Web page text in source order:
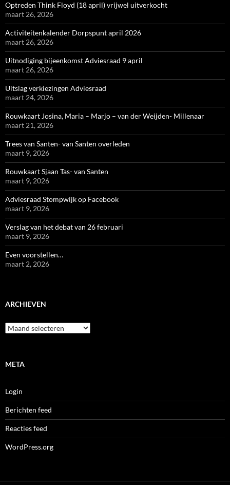
Optreden Think Floyd (18 april) vrijwel uitverkocht
maart 26, 2026
Activiteitenkalender Dorpspunt april 2026
maart 26, 2026
Uitnodiging bijeenkomst Adviesraad 9 april
maart 26, 2026
Uitslag verkiezingen Adviesraad
maart 24, 2026
Rouwkaart Josina, Maria – Marjo – van der Weijden- Millenaar
maart 21, 2026
Trees van Santen- van Santen overleden
maart 9, 2026
Rouwkaart Sjaan Tas- van Santen
maart 9, 2026
Adviesraad Stompwijk op Facebook
maart 9, 2026
Verslag van het debat van 26 februari
maart 9, 2026
Even voorstellen…
maart 2, 2026
ARCHIEVEN
Archieven
META
Login
Berichten feed
Reacties feed
WordPress.org